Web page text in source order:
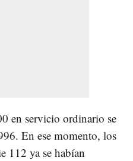
en servicio ordinario se
En ese momento, los
112 ya se habían